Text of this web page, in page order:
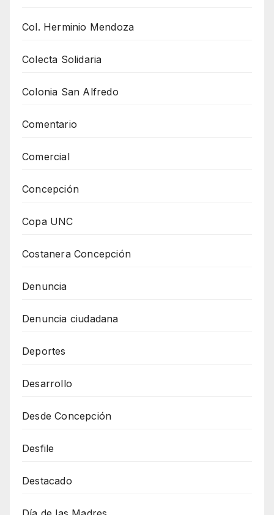
Col. Herminio Mendoza
Colecta Solidaria
Colonia San Alfredo
Comentario
Comercial
Concepción
Copa UNC
Costanera Concepción
Denuncia
Denuncia ciudadana
Deportes
Desarrollo
Desde Concepción
Desfile
Destacado